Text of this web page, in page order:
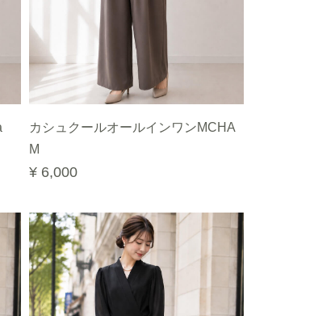
カシュクールオールインワンMCHA
M
¥ 6,000